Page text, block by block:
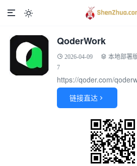

QoderWork
2026-04-09 本地部署
7
https://qoder.com/
链接直达 